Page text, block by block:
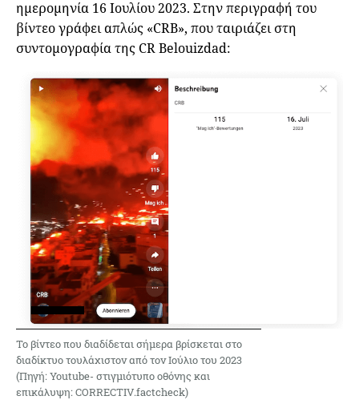
ημερομηνία 16 Ιουλίου 2023. Στην περιγραφή του
βίντεο γράφει απλώς «CRB», που ταιριάζει στη
συντομογραφία της CR Belouizdad:
Το βίντεο που διαδίδεται σήμερα βρίσκεται στο
διαδίκτυο τουλάχιστον από τον Ιούλιο του 2023
(Πηγή: Youtube- στιγμιότυπο οθόνης και
επικάλυψη: CORRECTIV.factcheck)